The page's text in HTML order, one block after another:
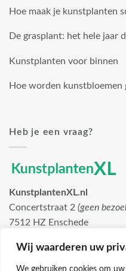
Wij waarderen uw
We gebruiken cookies om
Hoe maak je kunstplanten
De grasplant: het hele jaar
Kunstplanten voor binnen
Hoe worden kunstbloemen
Heb je een vraag?
KunstplantenXL.nl
Concertstraat 2 (geen
7512 HZ Enschede